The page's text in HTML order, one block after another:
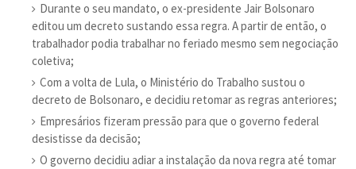
Durante o seu mandato, o ex-presidente Jair Bolsonaro
editou um decreto sustando essa regra. A partir de então, o
trabalhador podia trabalhar no feriado mesmo sem negociação
coletiva;
Com a volta de Lula, o Ministério do Trabalho sustou o
decreto de Bolsonaro, e decidiu retomar as regras anteriores;
Empresários fizeram pressão para que o governo federal
desistisse da decisão;
O governo decidiu adiar a instalação da nova regra até tomar